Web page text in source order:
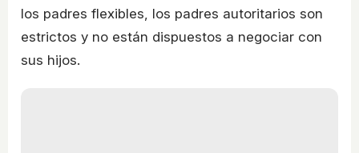
los padres flexibles, los padres autoritarios son
estrictos y no están dispuestos a negociar con
sus hijos.